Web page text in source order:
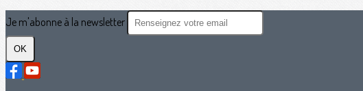
Je m'abonne à la newsletter
OK